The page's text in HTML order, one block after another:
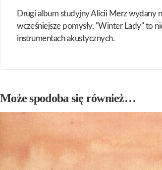
Drugi album studyjny Alicii Merz wydany
wcześniejsze pomysły. "Winter Lady" to
instrumentach akustycznych.
Może spodoba się również…